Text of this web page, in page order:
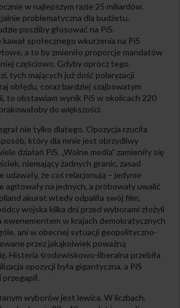
w najlepszym razie 25 miliardów.
problematyczna dla budżetu.
poszliby głosować na PiS.
społecznego wkurzenia na PiS
a to by zmieniło proporcje mandatów
częściowo. Gdyby oprócz tego
tych mających już dość polaryzacji
obłędu, coraz bardziej szajbowatym
to obstawiam wynik PiS w okolicach 220
do większości.
nie tylko dlatego. Opozycja rzuciła
który dla mnie jest obrzydliwy
działań PiS. „Wolne media” zamieniły się
niemający żadnych granic, zasad
udawały, że coś relacjonują – jedynie
agitowały na jednych, a próbowały uwalić
akurat wtedy odpaliła swój film,
wojska kilka dni przed wyborami złożyli
ewenementem w krajach demokratycznych
ani w obecnej sytuacji geopolityczno-
przez jakąkolwiek poważną
Histeria środowiskowo-liberalna przebiła
opozycji była gigantyczna, a PiS
przegapił.
wyborów jest lewica. W liczbach,